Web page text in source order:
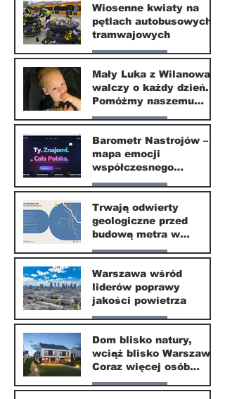
20 kwi
Wiosenne kwiaty na
pętlach autobusowych i
tramwajowych
Nasze miasto
20 kwi
Mały Luka z Wilanowa
walczy o każdy dzień.
Pomóżmy naszemu
małemu sąsiadowi
odzyskać dzieciństwo
Nasze miasto
30 mar
Barometr Nastrojów –
mapa emocji
współczesnego
społeczeństwa
Nasze miasto
30 mar
Trwają odwierty
geologiczne przed
budową metra w
Wilanowie
Nasze miasto
24 mar
Warszawa wśród
liderów poprawy
jakości powietrza
Nasze miasto
24 mar
Dom blisko natury,
wciąż blisko Warszawy.
Coraz więcej osób
wybiera ten kierunek
Nasze miasto